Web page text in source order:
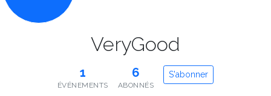
VeryGood
1
ÉVÉNEMENTS
6
ABONNÉS
S'abonner